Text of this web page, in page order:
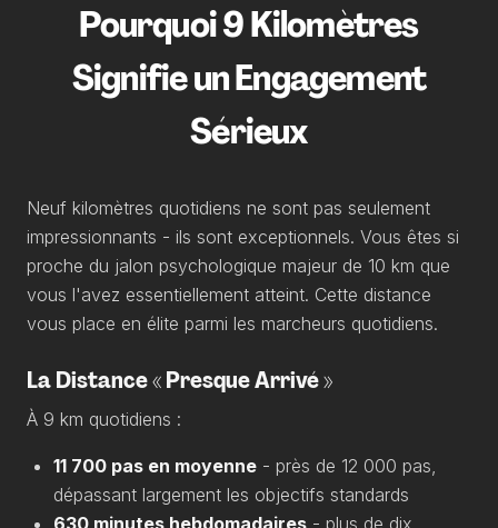
Pourquoi 9 Kilomètres
Signifie un Engagement
Sérieux
Neuf kilomètres quotidiens ne sont pas seulement
impressionnants - ils sont exceptionnels. Vous êtes si
proche du jalon psychologique majeur de 10 km que
vous l'avez essentiellement atteint. Cette distance
vous place en élite parmi les marcheurs quotidiens.
La Distance « Presque Arrivé »
À 9 km quotidiens :
11 700 pas en moyenne - près de 12 000 pas,
dépassant largement les objectifs standards
630 minutes hebdomadaires - plus de dix